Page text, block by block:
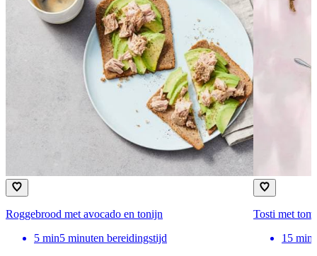
Roggebrood met avocado en tonijn
5 min5 minuten bereidingstijd
Tosti met
15 min